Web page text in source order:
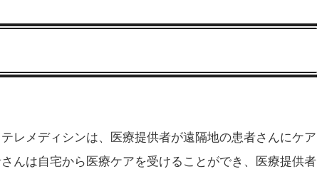
レメディシンは、医療提供者が遠隔地の患者さんにケア
んは自宅から医療ケアを受けることができ、医療提供者